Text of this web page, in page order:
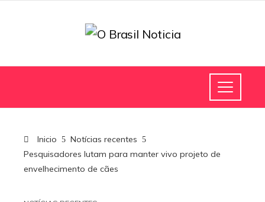
Inicio
Notícias recentes
Pesquisadores lutam para manter vivo projeto de
envelhecimento de cães